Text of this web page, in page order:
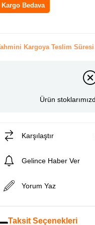
Kargo Bedava
Kargoya Teslim Süresi
Ürün
Karşılaştır
Gelince Haber Ver
Yorum Yaz
Taksit Seçenekleri